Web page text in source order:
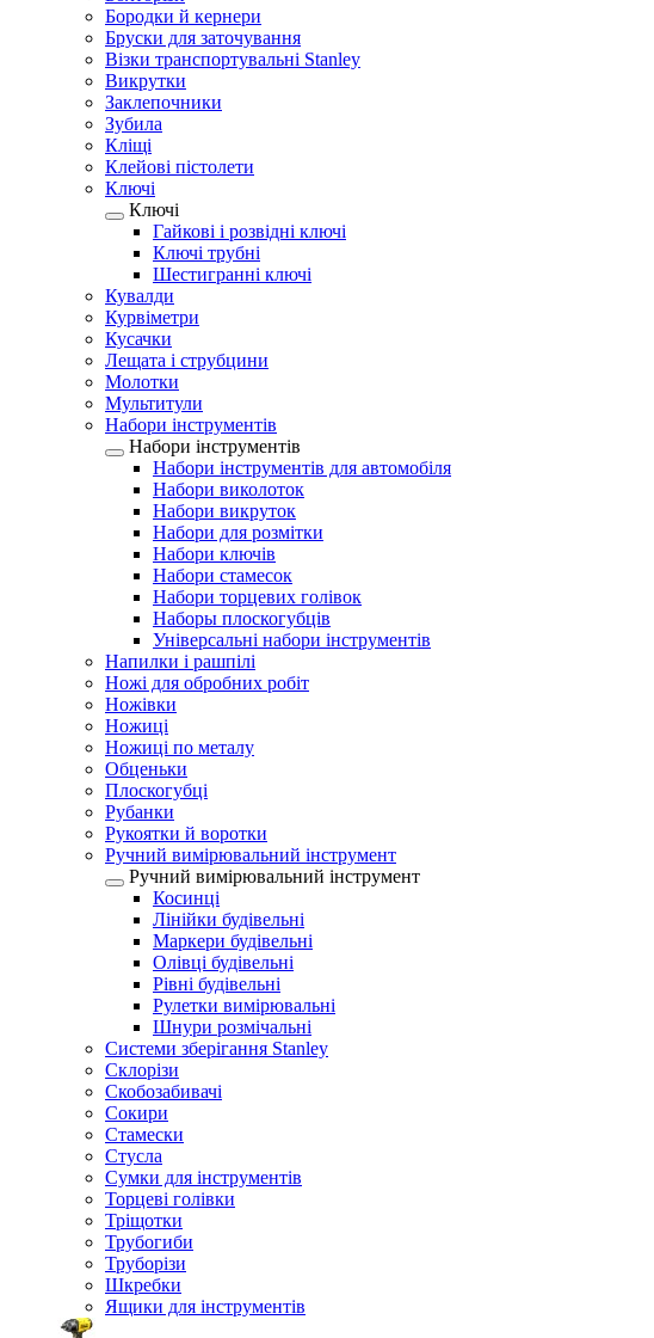
Бородки й кернери
Бруски для заточування
Візки транспортувальні Stanley
Викрутки
Заклепочники
Зубила
Кліщі
Клейові пістолети
Ключі
Ключі
Гайкові і розвідні ключі
Ключі трубні
Шестигранні ключі
Кувалди
Курвіметри
Кусачки
Лещата і струбцини
Молотки
Мультитули
Набори інструментів
Набори інструментів
Набори інструментів для автомобіля
Набори виколоток
Набори викруток
Набори для розмітки
Набори ключів
Набори стамесок
Набори торцевих голівок
Наборы плоскогубців
Універсальні набори інструментів
Напилки і рашпілі
Ножі для обробних робіт
Ножівки
Ножиці
Ножиці по металу
Обценьки
Плоскогубці
Рубанки
Рукоятки й воротки
Ручний вимірювальний інструмент
Ручний вимірювальний інструмент
Косинці
Лінійки будівельні
Маркери будівельні
Олівці будівельні
Рівні будівельні
Рулетки вимірювальні
Шнури розмічальні
Системи зберігання Stanley
Склорізи
Скобозабивачі
Сокири
Стамески
Стусла
Сумки для інструментів
Торцеві голівки
Тріщотки
Трубогиби
Труборізи
Шкребки
Ящики для інструментів